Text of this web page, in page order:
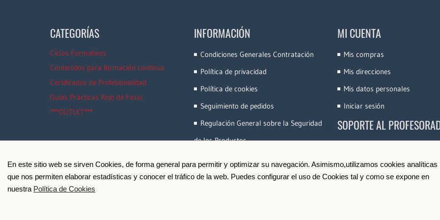
En este sitio web se sirven Cookies, de forma general para permitir y optimizar su navegación. Asimismo,utilizamos cookies analíticas
que nos permiten elaborar estadísticas y conocer el tráfico de la web. Puedes configurar el uso de Cookies tal y como se expone en
nuestra Política de Cookies
CATEGORÍAS
Ciclos Formativos
Contenidos para formación continua
Certificados de Profesionalidad
Guías Prácticas Rojo de Fassi
***OUTLET***
INFORMACIÓN
Condiciones Generales Contratación
Política de privacidad
Política de cookies
Seguimiento de pedidos
Regulación General sobre la Seguridad
de los Productos
MI CUENTA
Mis compras
Mis direcciones
Mis datos personales
Iniciar sesión
SOPORTE AL
Conoce e-Videocinco
Darse de Alta